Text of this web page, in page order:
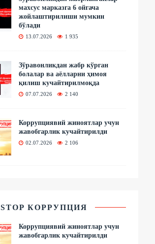
махсус марказга 6 ойгача
жойлаштирилиши мумкин
бўлади
13.07.2026 1 935
Зўравонликдан жабр кўрган
болалар ва аёлларни ҳимоя
қилиш кучайтирилмоқда
07.07.2026 2 140
Коррупциявий жиноятлар учун
жавобгарлик кучайтирилди
02.07.2026 2 106
STOP КОРРУПЦИЯ
Коррупциявий жиноятлар учун
жавобгарлик кучайтирилди